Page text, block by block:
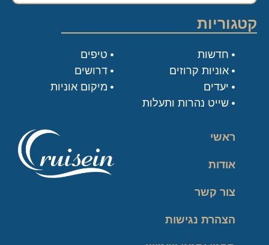
ראשי
אודות
צור קשר
הצהרת נגישות
קטגוריות
טיפים
דרושים
מיקום אוניות
חדשות
אוניות קרוזים
יעדים
שייט נהרות ותעלות